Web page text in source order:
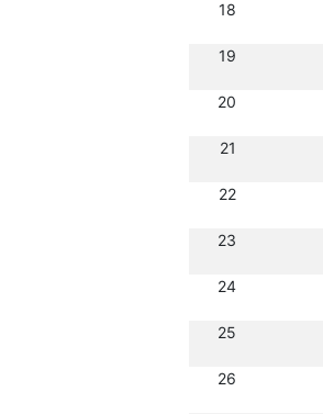
18
19
20
21
22
23
24
25
26